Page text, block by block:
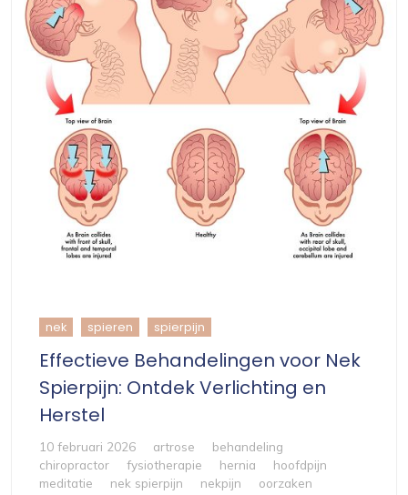
nek spieren spierpijn
Effectieve Behandelingen voor Nek
Spierpijn: Ontdek Verlichting en
Herstel
10 februari 2026 artrose
behandeling
chiropractor
fysiotherapie hernia
hoofdpijn
meditatie
nek spierpijn nekpijn
oorzaken